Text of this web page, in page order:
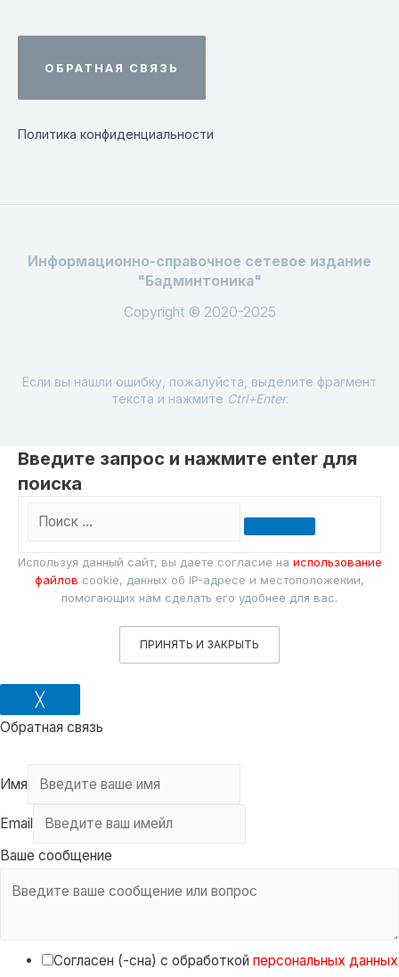
ОБРАТНАЯ СВЯЗЬ
Политика конфиденциальности
Информационно-справочное сетевое издание
"Бадминтоника"
Copyright © 2020-2025
Если вы нашли ошибку, пожалуйста, выделите фрагмент
текста и нажмите Ctrl+Enter.
Введите запрос и нажмите enter для
поиска
Поиск
Используя данный сайт, вы даете согласие на использование
файлов cookie, данных об IP-адресе и местоположении,
помогающих нам сделать его удобнее для вас.
ПРИНЯТЬ И ЗАКРЫТЬ
╳
Обратная связь
Имя
Email
Ваше сообщение
Согласен (-сна) с обработкой персональных данных